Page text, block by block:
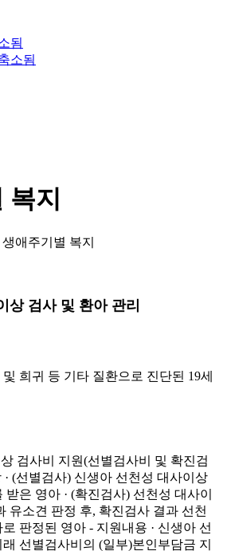
복지
생애주기별 복지
상 검사 및 환아 관리
희귀 등 기타 질환으로 진단된 19세
검사비 지원(선별검사비 및 확진검
· (선별검사) 신생아 선천성 대사이상
은 영아 · (확진검사) 선천성 대사이
유소견 판정 후, 확진검사 결과 선천
판정된 영아 - 지원내용 · 신생아 선
선별검사비의 (일부)본인부담금 지